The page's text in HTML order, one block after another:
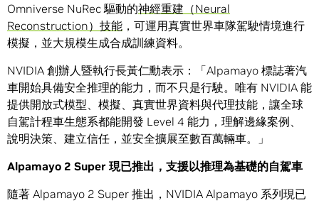
Omniverse NuRec 驅動的神經重建（Neural
Reconstruction）技能 ，可運用真實世界車隊駕駛情境進行
模擬，並大規模生成合成訓練資料。
NVIDIA 創辦人暨執行長黃仁勳表示：「Alpamayo 標誌著汽
車開始具備安全推理的能力，而不只是行駛。唯有 NVIDIA 能
提供開放式模型、模擬、真實世界資料與代理技能，讓全球
自駕計程車生態系都能開發 Level 4 能力，理解邊緣案例、
說明決策、建立信任，並安全擴展至數百萬輛車。」
Alpamayo 2 Super 現已推出，支援以推理為基礎的自駕車
隨著 Alpamayo 2 Super 推出，NVIDIA Alpamayo 系列現已